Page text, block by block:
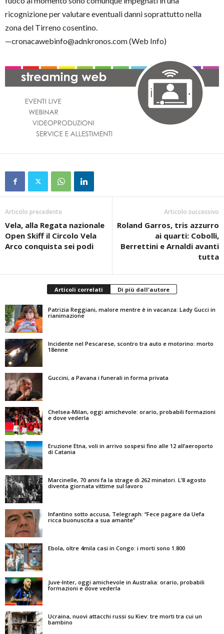
ricognizione per valutare eventuali danni soprattutto nella
zona del Tirreno cosentino.
—cronacawebinfo@adnkronos.com (Web Info)
Articolo precedente
Vela, alla Regata nazionale
Open Skiff il Circolo Vela
Arco conquista sei podi
Articolo successivo
Roland Garros, tris azzurro
ai quarti: Cobolli,
Berrettini e Arnaldi avanti
tutta
Articoli correlati Di più dall'autore
Patrizia Reggiani, malore mentre è in vacanza: Lady Gucci in
rianimazione
Incidente nel Pescarese, scontro tra auto e motorino: morto
18enne
Guccini, a Pavana i funerali in forma privata
Chelsea-Milan, oggi amichevole: orario, probabili formazioni
e dove vederla
Eruzione Etna, voli in arrivo sospesi fino alle 12 all’aeroporto
di Catania
Marcinelle, 70 anni fa la strage di 262 minatori. L’8 agosto
diventa giornata vittime sul lavoro
Infantino sotto accusa, Telegraph: “Fece pagare da Uefa
ricca buonuscita a sua amante”
Ebola, oltre 4mila casi in Congo: i morti sono 1.800
Juve-Inter, oggi amichevole in Australia: orario, probabili
formazioni e dove vederla
Ucraina, nuovi attacchi russi su Kiev: tre morti tra cui un
bambino